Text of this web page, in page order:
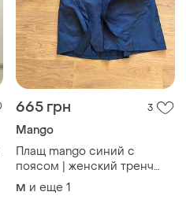
665 грн 3
Mango
Плащ mango синий с
поясом | женский тренч
миди | демисезон m (eu
38–40)
M и еще 1